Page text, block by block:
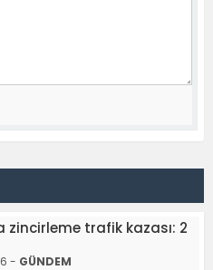
zincirleme trafik kazası: 2
- GÜNDEM